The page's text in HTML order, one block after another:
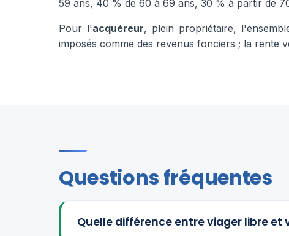
59 ans, 40 % de 60 à 69 ans, 30 % à partir de
Pour l'acquéreur, plein propriétaire,
imposés comme des revenus fonciers ; la rente
Questions fréquentes
Quelle différence entre viager libre et